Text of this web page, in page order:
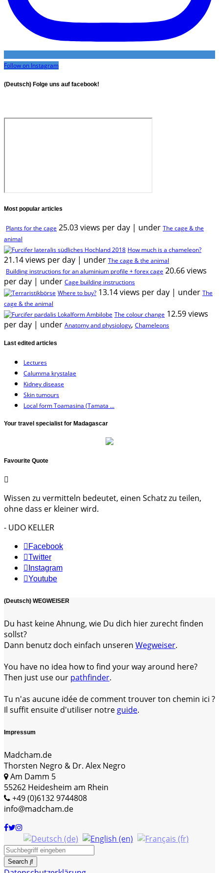
Follow on Instagram
(Deutsch) Folge uns auf facebook!
Most popular articles
Plants for the cage 25.03 views per day | under The cage & the
animal
How much is a chameleon?
21.14 views per day | under The cage & the animal
Building instructions for an aluminium profile + forex cage 20.66 views
per day | under Cage building instructions
Where to buy? 13.14 views per day | under The
cage & the animal
The colour change 12.59 views
per day | under Anatomy and physiology, Chameleons
Last edited articles
Lectures
Calumma krystalae
Kidney disease
Skin tumours
Local form Toamasina (Tamata ...
Your travel specialist for Madagascar
Favourite Quote
Wissen zu vermitteln bedeutet, einen Schatz zu teilen,
ohne dass er kleiner wird.
- UDO KELLER
Facebook
Twitter
Instagram
Youtube
(Deutsch) WEGWEISER
Du hast keine Ahnung, wie Du dich hier zurecht finden
sollst?
Dann benutz doch einfach unseren Wegweiser.
You have no idea how to find your way around here?
Then just use our pathfinder.
Tu n'as aucune idée de comment trouver ton chemin ici ?
Il suffit ensuite d'utiliser notre guide.
Impressum
Madcham.de
Thorsten Negro & Dr. Alex Negro
Am Damm 5
55262 Heidesheim am Rhein
+49 (0)6132 9744808
info@madcham.de
Search